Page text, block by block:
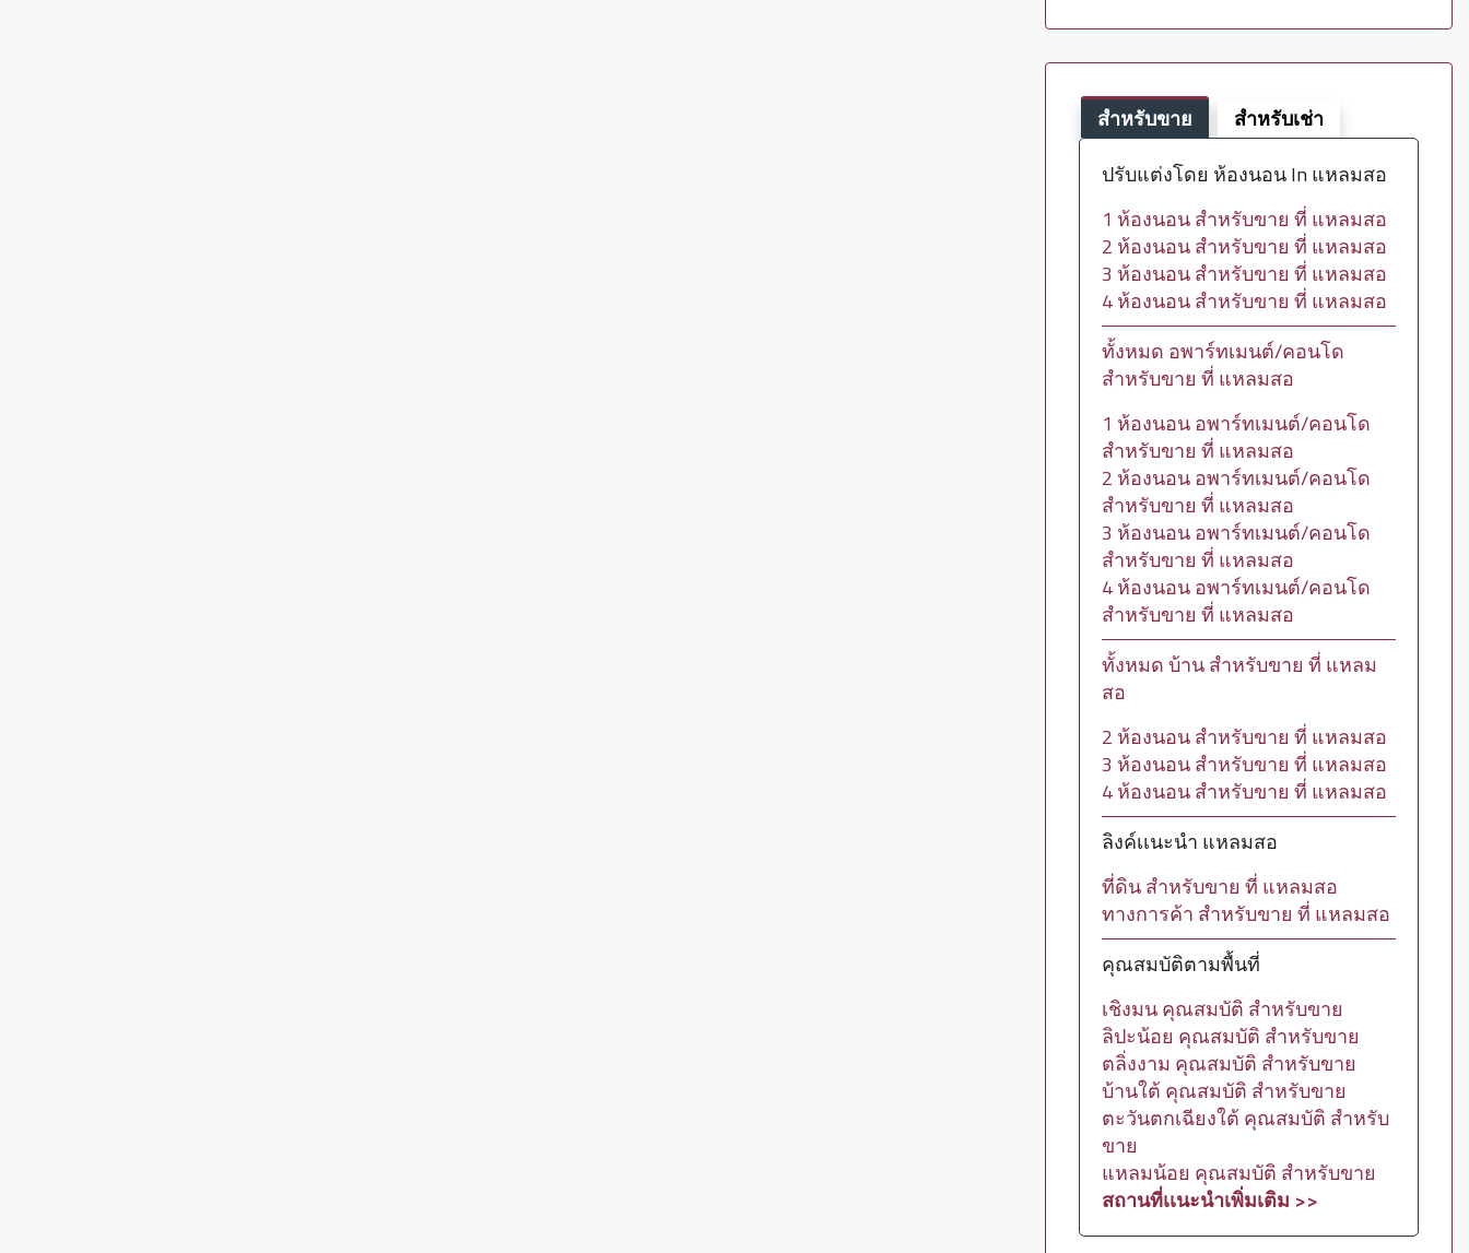
สำหรับขาย
สำหรับเช่า
ปรับแต่งโดย ห้องนอน In แหลมสอ
1 ห้องนอน สำหรับขาย ที่ แหลมสอ
2 ห้องนอน สำหรับขาย ที่ แหลมสอ
3 ห้องนอน สำหรับขาย ที่ แหลมสอ
4 ห้องนอน สำหรับขาย ที่ แหลมสอ
ทั้งหมด อพาร์ทเมนต์/คอนโด
สำหรับขาย ที่ แหลมสอ
1 ห้องนอน อพาร์ทเมนต์/คอนโด
สำหรับขาย ที่ แหลมสอ
2 ห้องนอน อพาร์ทเมนต์/คอนโด
สำหรับขาย ที่ แหลมสอ
3 ห้องนอน อพาร์ทเมนต์/คอนโด
สำหรับขาย ที่ แหลมสอ
4 ห้องนอน อพาร์ทเมนต์/คอนโด
สำหรับขาย ที่ แหลมสอ
ทั้งหมด บ้าน สำหรับขาย ที่ แหลม
สอ
2 ห้องนอน สำหรับขาย ที่ แหลมสอ
3 ห้องนอน สำหรับขาย ที่ แหลมสอ
4 ห้องนอน สำหรับขาย ที่ แหลมสอ
ลิงค์เเนะนำ แหลมสอ
ที่ดิน สำหรับขาย ที่ แหลมสอ
ทางการค้า สำหรับขาย ที่ แหลมสอ
คุณสมบัติตามพื้นที่
เชิงมน คุณสมบัติ สำหรับขาย
ลิปะน้อย คุณสมบัติ สำหรับขาย
ตลิ่งงาม คุณสมบัติ สำหรับขาย
บ้านใต้ คุณสมบัติ สำหรับขาย
ตะวันตกเฉียงใต้ คุณสมบัติ สำหรับ
ขาย
แหลมน้อย คุณสมบัติ สำหรับขาย
สถานที่เเนะนำเพิ่มเติม >>